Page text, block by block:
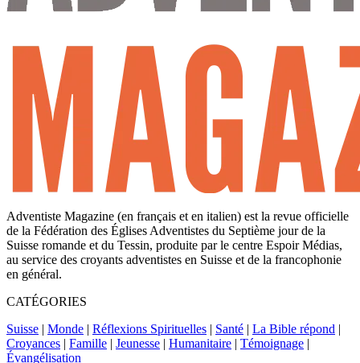
Adventiste Magazine (en français et en italien) est la revue officielle
de la Fédération des Églises Adventistes du Septième jour de la
Suisse romande et du Tessin, produite par le centre Espoir Médias,
au service des croyants adventistes en Suisse et de la francophonie
en général.
CATÉGORIES
Suisse | Monde | Réflexions Spirituelles | Santé | La Bible répond |
Croyances | Famille | Jeunesse | Humanitaire | Témoignage |
Évangélisation